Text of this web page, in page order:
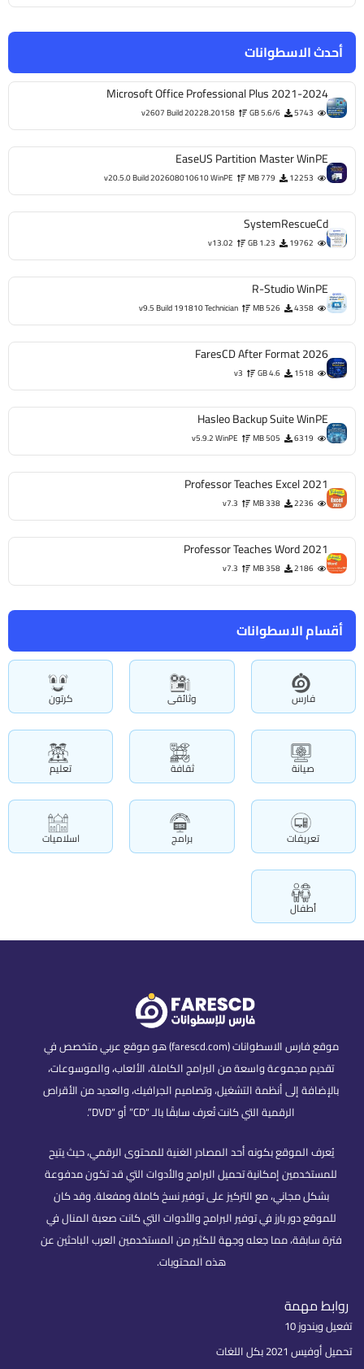
أقسام الاسطوانات
فارس وثائقى كرتون
صيانة ثقافة تعليم
تعريفات برامج اسلاميات
أطفال
أحدث الاسطوانات
Microsoft Office Professional Plus 2021-2024
5743
5.6/6 GB
v2607 Build 20228.20158
EaseUS Partition Master WinPE
12253
779 MB
v20.5.0 Build 202608010610 WinPE
SystemRescueCd
19762
1.23 GB
v13.02
R-Studio WinPE
4358
526 MB
v9.5 Build 191810 Technician
FaresCD After Format 2026
1518
4.6 GB
v3
Hasleo Backup Suite WinPE
6319
505 MB
v5.9.2 WinPE
Professor Teaches Excel 2021
2236
338 MB
v7.3
Professor Teaches Word 2021
2186
358 MB
v7.3
موقع فارس الاسطوانات (farescd.com) هو موقع عربي متخصص في
تقديم مجموعة واسعة من البرامج الكاملة، الألعاب، والموسوعات،
بالإضافة إلى أنظمة التشغيل، وتصاميم الجرافيك، والعديد من الأقراص
الرقمية التي كانت تُعرف سابقًا بالـ “CD” أو “DVD”.
يُعرف الموقع بكونه أحد المصادر الغنية للمحتوى الرقمي، حيث يتيح
للمستخدمين إمكانية تحميل البرامج والأدوات التي قد تكون مدفوعة
بشكل مجاني، مع التركيز على توفير نسخ كاملة ومفعلة. وقد كان
للموقع دور بارز في توفير البرامج والأدوات التي كانت صعبة المنال في
فترة سابقة، مما جعله وجهة للكثير من المستخدمين العرب الباحثين عن
هذه المحتويات.
روابط مهمة
تفعيل ويندوز 10
تحميل أوفيس 2021 بكل اللغات